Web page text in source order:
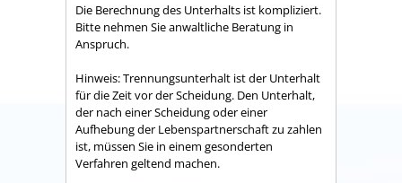
Die Berechnung des Unterhalts ist kompliziert.
Bitte nehmen Sie anwaltliche Beratung in
Anspruch.
Hinweis: Trennungsunterhalt ist der Unterhalt
für die Zeit vor der Scheidung. Den Unterhalt,
der nach einer Scheidung oder einer
Aufhebung der Lebenspartnerschaft zu zahlen
ist, müssen Sie in einem gesonderten
Verfahren geltend machen.